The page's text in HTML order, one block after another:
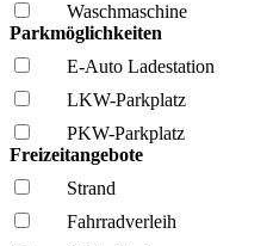
Wasch­maschine
Parkmöglichkeiten
E-Auto Ladestation
LKW-Parkplatz
PKW-Parkplatz
Freizeitangebote
Strand
Fahrrad­verleih